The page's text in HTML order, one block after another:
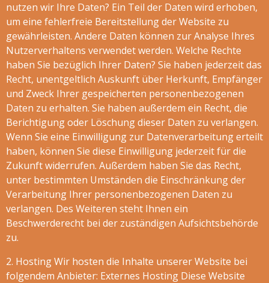
nutzen wir Ihre Daten? Ein Teil der Daten wird erhoben,
um eine fehlerfreie Bereitstellung der Website zu
gewährleisten. Andere Daten können zur Analyse Ihres
Nutzerverhaltens verwendet werden. Welche Rechte
haben Sie bezüglich Ihrer Daten? Sie haben jederzeit das
Recht, unentgeltlich Auskunft über Herkunft, Empfänger
und Zweck Ihrer gespeicherten personenbezogenen
Daten zu erhalten. Sie haben außerdem ein Recht, die
Berichtigung oder Löschung dieser Daten zu verlangen.
Wenn Sie eine Einwilligung zur Datenverarbeitung erteilt
haben, können Sie diese Einwilligung jederzeit für die
Zukunft widerrufen. Außerdem haben Sie das Recht,
unter bestimmten Umständen die Einschränkung der
Verarbeitung Ihrer personenbezogenen Daten zu
verlangen. Des Weiteren steht Ihnen ein
Beschwerderecht bei der zuständigen Aufsichtsbehörde
zu.
2. Hosting Wir hosten die Inhalte unserer Website bei
folgendem Anbieter: Externes Hosting Diese Website